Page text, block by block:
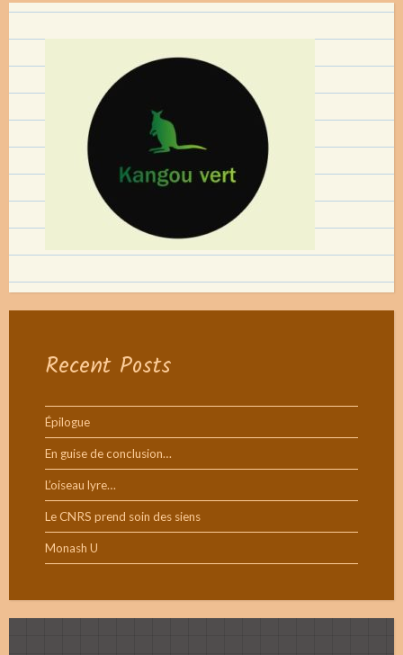
Recent Posts
Épilogue
En guise de conclusion…
L’oiseau lyre…
Le CNRS prend soin des siens
Monash U